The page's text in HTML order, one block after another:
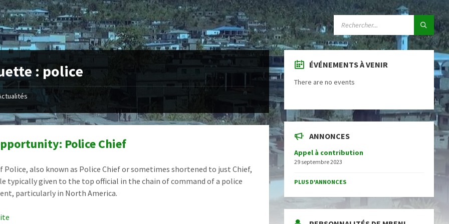
SEARCH:
:police
Police Chief
Police, also known as Police Chief or sometimes shortened to just Chief,
typically given to the top official in the chain of command of a police
particularly in North America.
ÉVÉNEMENTS À VENIR
There are no events
ANNONCES
Appel à contribution
29 septembre 2023
PLUS D'ANNONCES